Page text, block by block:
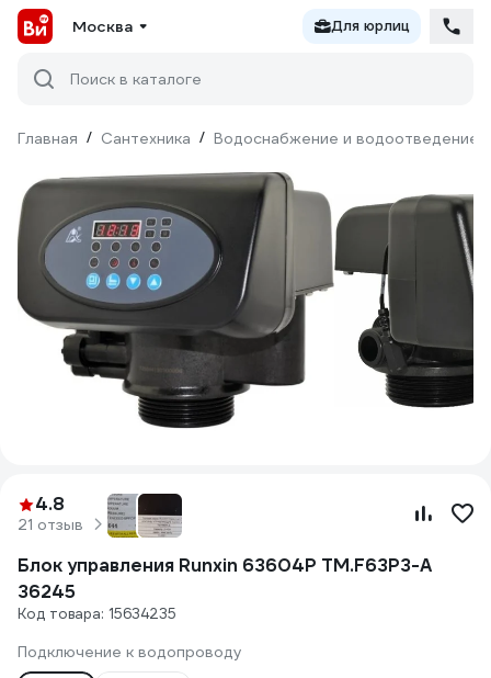
Москва Для юрлиц
Поиск в каталоге
Главная / Сантехника / Водоснабжение и водоотведение
4.8
21 отзыв
Блок управления Runxin 63604P TM.F63P3-A
36245
Код товара: 15634235
Подключение к водопроводу